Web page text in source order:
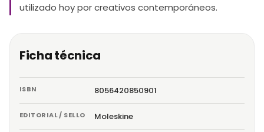
utilizado hoy por creativos contemporáneos.
Ficha técnica
ISBN 8056420850901
EDITORIAL / SELLO Moleskine